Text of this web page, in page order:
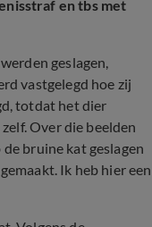
en tbs met
geslagen,
vastgelegd hoe zij
totdat het dier
Over die beelden
bruine kat geslagen
Ik heb hier een